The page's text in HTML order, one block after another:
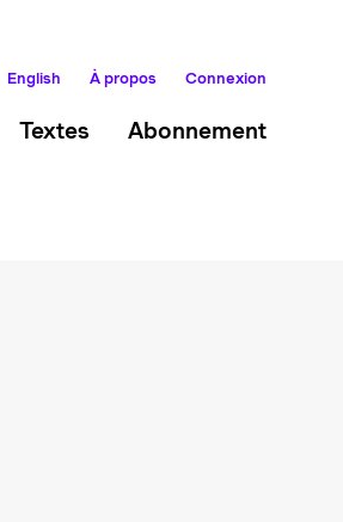
English À propos Connexion
Textes Abonnement